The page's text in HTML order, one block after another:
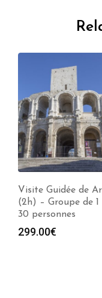
Visite Guidée de
(2h) – Groupe de 1
30 personnes
299.00€